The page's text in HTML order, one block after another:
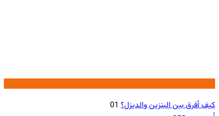
كيف أفرق بين البنزين والديزل؟ 01